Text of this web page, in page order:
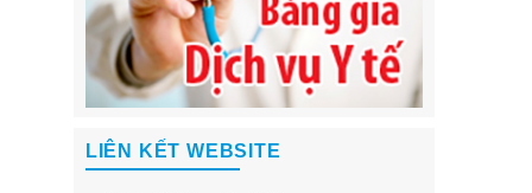
LIÊN KẾT WEBSITE